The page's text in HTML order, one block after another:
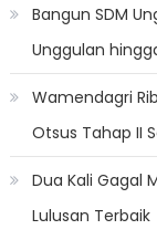
Bangun SDM
Unggulan
Wamendagri
Otsus Tahap II
Dua Kali Gagal
Lulusan Terbaik